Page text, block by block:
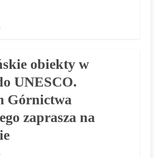
obiekty w
UNESCO.
Górnictwa
zaprasza na